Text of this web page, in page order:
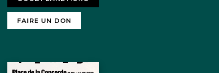
FAIRE UN DON